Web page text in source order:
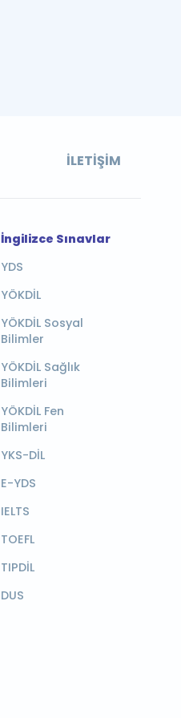
İLETIŞIM
İngilizce Sınavlar
YDS
YÖKDİL
YÖKDİL Sosyal
Bilimler
YÖKDİL Sağlık
Bilimleri
YÖKDİL Fen
Bilimleri
YKS-DİL
E-YDS
IELTS
TOEFL
TIPDİL
DUS